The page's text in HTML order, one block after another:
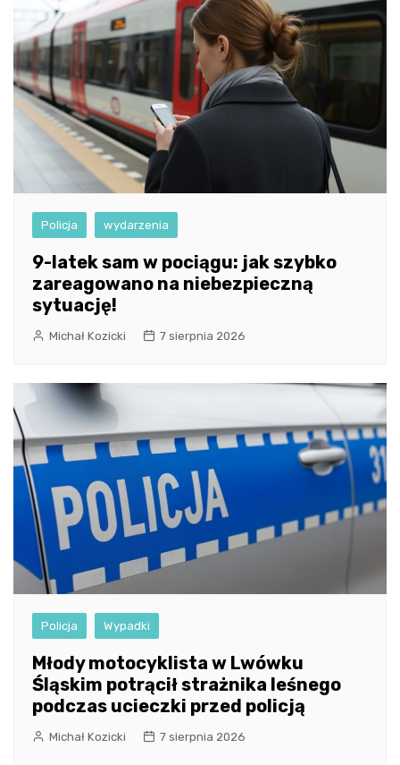
Policja wydarzenia
9-latek sam w pociągu: jak szybko
zareagowano na niebezpieczną
sytuację!
Michał Kozicki 7 sierpnia 2026
Policja Wypadki
Młody motocyklista w Lwówku
Śląskim potrącił strażnika leśnego
podczas ucieczki przed policją
Michał Kozicki 7 sierpnia 2026